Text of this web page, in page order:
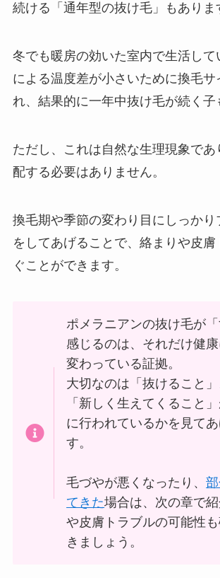
続ける「通年型の抜け毛」もありま
冬でも暖房の効いた室内で生活して
による温度差が小さいために換毛サ
れ、結果的に一年中抜け毛が続く子
ただし、これは自然な生理現象であ
配する必要はありません。
換毛期や季節の変わり目にしっかり
をしてあげることで、絡まりや皮
ぐことができます。
ポメラニアンの抜け毛が
感じるのは、それだけ健康
変わっている証拠。
大切なのは「抜けること」
「新しく生えてくること
に行われているかを見て
す。
毛づやが悪くなったり、
てきた場合は、次の章で
や皮膚トラブルの可能性
きましょう。